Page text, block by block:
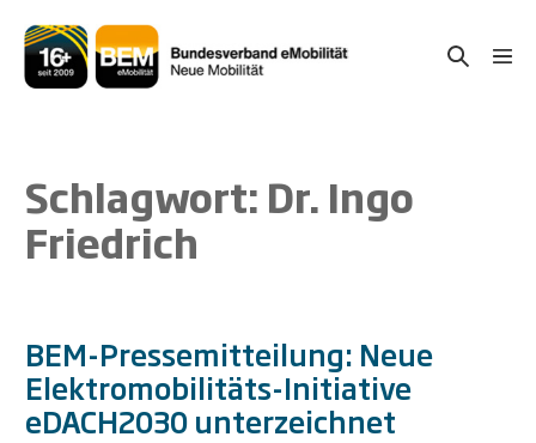
Inhalt
springen
Suche-
Schlagwort: Dr. Ingo
Friedrich
BEM-Pressemitteilung: Neue
Elektromobilitäts-Initiative
eDACH2030 unterzeichnet